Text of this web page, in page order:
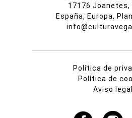
17176 Joanetes,
España, Europa,
Política de
Política de
Aviso legal